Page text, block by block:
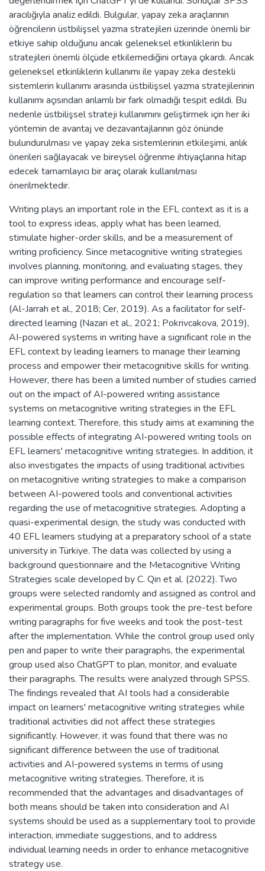
aracılığıyla analiz edildi. Bulgular, yapay zeka araçlarının
öğrencilerin üstbilişsel yazma stratejileri üzerinde önemli bir
etkiye sahip olduğunu ancak geleneksel etkinliklerin bu
stratejileri önemli ölçüde etkilemediğini ortaya çıkardı. Ancak
geleneksel etkinliklerin kullanımı ile yapay zeka destekli
sistemlerin kullanımı arasında üstbilişsel yazma stratejilerinin
kullanımı açısından anlamlı bir fark olmadığı tespit edildi. Bu
nedenle üstbilişsel strateji kullanımını geliştirmek için her iki
yöntemin de avantaj ve dezavantajlarının göz önünde
bulundurulması ve yapay zeka sistemlerinin etkileşimi, anlık
önerileri sağlayacak ve bireysel öğrenme ihtiyaçlarına hitap
edecek tamamlayıcı bir araç olarak kullanılması
önerilmektedir.
Writing plays an important role in the EFL context as it is a
tool to express ideas, apply what has been learned,
stimulate higher-order skills, and be a measurement of
writing proficiency. Since metacognitive writing strategies
involves planning, monitoring, and evaluating stages, they
can improve writing performance and encourage self-
regulation so that learners can control their learning process
(Al-Jarrah et al., 2018; Cer, 2019). As a facilitator for self-
directed learning (Nazari et al., 2021; Pokrivcakova, 2019),
AI-powered systems in writing have a significant role in the
EFL context by leading learners to manage their learning
process and empower their metacognitive skills for writing.
However, there has been a limited number of studies carried
out on the impact of AI-powered writing assistance
systems on metacognitive writing strategies in the EFL
learning context. Therefore, this study aims at examining the
possible effects of integrating AI-powered writing tools on
EFL learners' metacognitive writing strategies. In addition, it
also investigates the impacts of using traditional activities
on metacognitive writing strategies to make a comparison
between AI-powered tools and conventional activities
regarding the use of metacognitive strategies. Adopting a
quasi-experimental design, the study was conducted with
40 EFL learners studying at a preparatory school of a state
university in Türkiye. The data was collected by using a
background questionnaire and the Metacognitive Writing
Strategies scale developed by C. Qin et al. (2022). Two
groups were selected randomly and assigned as control and
experimental groups. Both groups took the pre-test before
writing paragraphs for five weeks and took the post-test
after the implementation. While the control group used only
pen and paper to write their paragraphs, the experimental
group used also ChatGPT to plan, monitor, and evaluate
their paragraphs. The results were analyzed through SPSS.
The findings revealed that AI tools had a considerable
impact on learners' metacognitive writing strategies while
traditional activities did not affect these strategies
significantly. However, it was found that there was no
significant difference between the use of traditional
activities and AI-powered systems in terms of using
metacognitive writing strategies. Therefore, it is
recommended that the advantages and disadvantages of
both means should be taken into consideration and AI
systems should be used as a supplementary tool to provide
interaction, immediate suggestions, and to address
individual learning needs in order to enhance metacognitive
strategy use.